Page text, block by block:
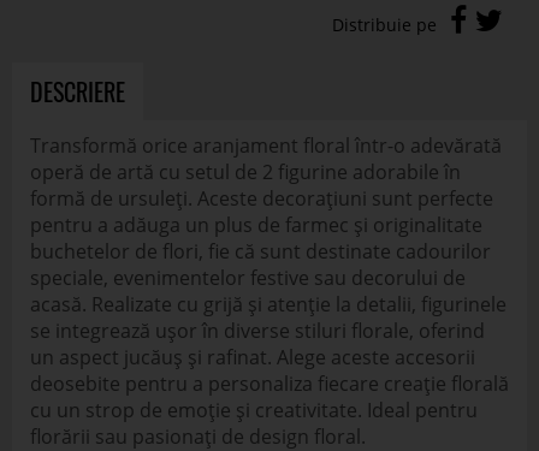
DESCRIERE
Transformă orice aranjament floral într-o adevărată
operă de artă cu setul de 2 figurine adorabile în
formă de ursuleți. Aceste decorațiuni sunt perfecte
pentru a adăuga un plus de farmec și originalitate
buchetelor de flori, fie că sunt destinate cadourilor
speciale, evenimentelor festive sau decorului de
acasă. Realizate cu grijă și atenție la detalii, figurinele
se integrează ușor în diverse stiluri florale, oferind
un aspect jucăuș și rafinat. Alege aceste accesorii
deosebite pentru a personaliza fiecare creație florală
cu un strop de emoție și creativitate. Ideal pentru
florării sau pasionați de design floral.